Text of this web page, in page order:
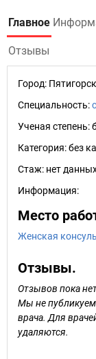
Главное
Отзывы
Город: Пятигорск
Специальность:
Ученая степень:
Категория:без
Стаж: нет
Информация:
Место
Женская
Отзывы.
Отзывов пока
Мы не публикуем
врача. Для
удаляются.